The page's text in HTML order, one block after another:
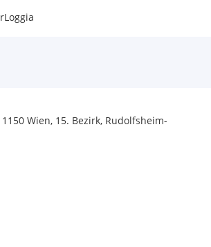
Loggia
Wien, 15. Bezirk, Rudolfsheim-